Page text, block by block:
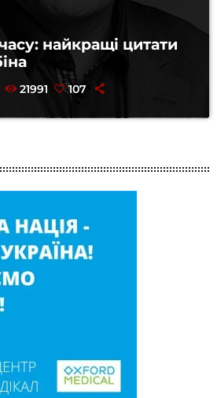
найкращі цитати
21991 107